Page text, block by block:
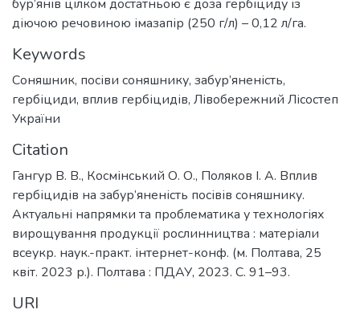
бур’янів цілком достатньою є доза гербіциду із
діючою речовиною імазапір (250 г/л) – 0,12 л/га.
Keywords
Соняшник, посіви соняшнику, забур’яненість,
гербіциди, вплив гербіцидів, Лівобережний Лісостеп
України
Citation
Гангур В. В., Космінський О. О., Поляков І. А. Вплив
гербіцидів на забур’яненість посівів соняшнику.
Актуальні напрямки та проблематика у технологіях
вирощування продукції рослинництва : матеріали
всеукр. наук.-практ. інтернет-конф. (м. Полтава, 25
квіт. 2023 р.). Полтава : ПДАУ, 2023. С. 91–93.
URI